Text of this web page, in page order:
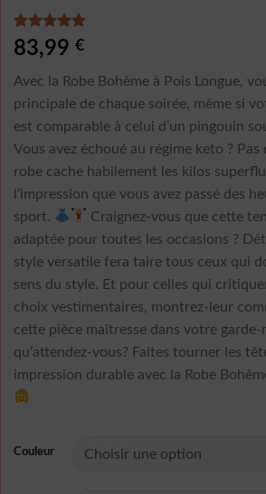
Noté5.00
sur 5 basé
5
notations
client
83,99 €
Avec la Robe Bohème à Pois Longue,
principale de chaque soirée, même si
est comparable à celui d’un pingouin
Vous avez échoué au régime keto ? Pas
robe cache habilement les kilos
l’impression que vous avez passé des
sport.
Craignez-vous que cette
adaptée pour toutes les occasions ?
style versatile fera taire tous ceux qui
sens du style. Et pour celles qui
choix vestimentaires, montrez-leur
cette pièce maîtresse dans votre garde-
qu’attendez-vous? Faites tourner les
impression durable avec la Robe
Couleur